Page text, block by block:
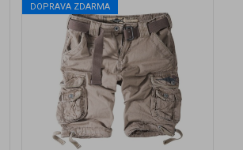
DOPRAVA ZDARMA